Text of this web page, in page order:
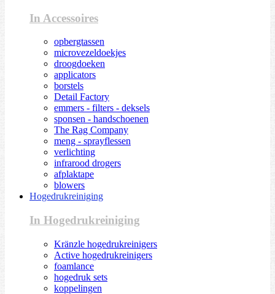
In Accessoires
opbergtassen
microvezeldoekjes
droogdoeken
applicators
borstels
Detail Factory
emmers - filters - deksels
sponsen - handschoenen
The Rag Company
meng - sprayflessen
verlichting
infrarood drogers
afplaktape
blowers
Hogedrukreiniging
In Hogedrukreiniging
Kränzle hogedrukreinigers
Active hogedrukreinigers
foamlance
hogedruk sets
koppelingen